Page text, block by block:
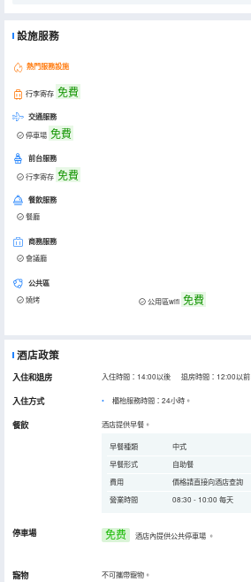
設施服務
熱門服務設施
行李寄存 免費
交通服務
停車場 免費
前台服務
行李寄存 免費
餐飲服務
餐廳
商務服務
會議廳
公共區
燒烤 公用區wifi 免費
酒店政策
入住和退房 入住時間：14:00以後 退房時間：12:00以前
入住方式 櫃枱服務時間：24小時。
餐飲 酒店提供早餐。
早餐種類
中式
早餐形式
自助餐
費用
價格請直接向酒店查詢
營業時間
08:30 - 10:00 每天
停車場 免费 酒店內提供公共停車場 。
寵物 不可攜帶寵物。